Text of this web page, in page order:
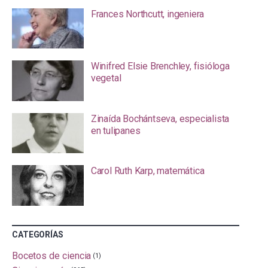
Frances Northcutt, ingeniera
Winifred Elsie Brenchley, fisióloga
vegetal
Zinaída Bochántseva, especialista
en tulipanes
Carol Ruth Karp, matemática
CATEGORÍAS
Bocetos de ciencia (1)